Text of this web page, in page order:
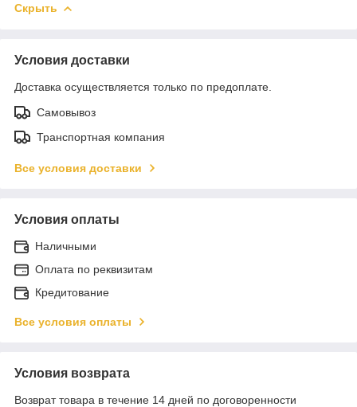
Скрыть
Условия доставки
Доставка осуществляется только по предоплате.
Самовывоз
Транспортная компания
Все условия доставки
Условия оплаты
Наличными
Оплата по реквизитам
Кредитование
Все условия оплаты
Условия возврата
Возврат товара в течение 14 дней по договоренности